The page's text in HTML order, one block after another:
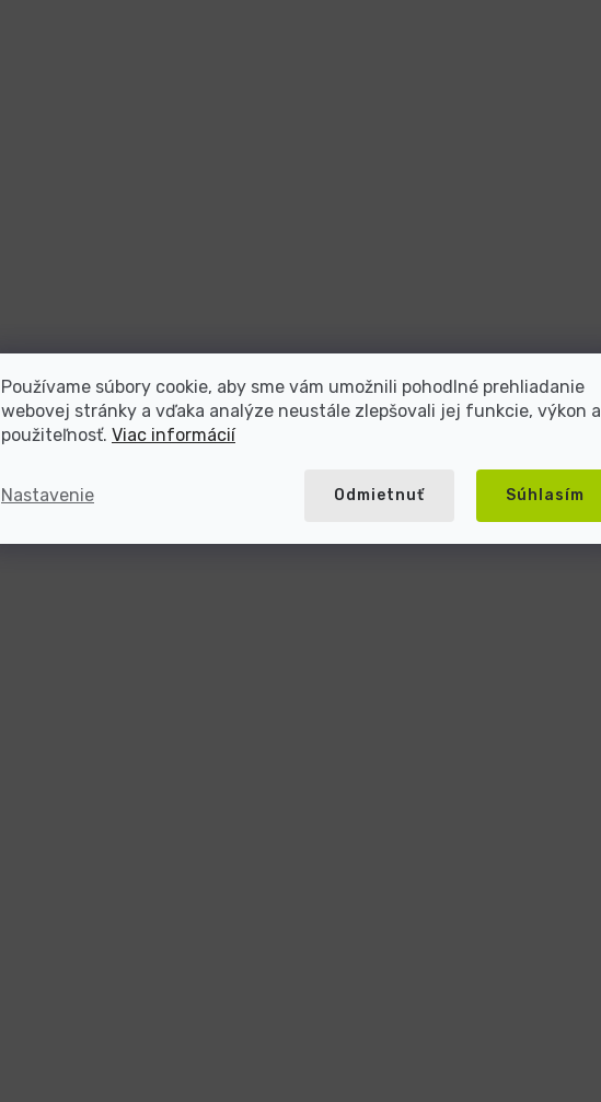
Používame súbory cookie, aby sme vám umožnili pohodlné prehliadanie
webovej stránky a vďaka analýze neustále zlepšovali jej funkcie, výkon a
použiteľnosť. Viac informácií
Nastavenie Odmietnuť Súhlasím